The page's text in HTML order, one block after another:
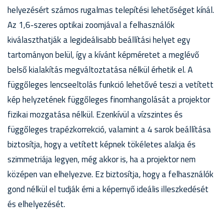
helyezésért számos rugalmas telepítési lehetőséget kínál.
Az 1,6-szeres optikai zoomjával a felhasználók
kiválaszthatják a legideálisabb beállítási helyet egy
tartományon belül, így a kívánt képméretet a meglévő
belső kialakítás megváltoztatása nélkül érhetik el. A
függőleges lencseeltolás funkció lehetővé teszi a vetített
kép helyzetének függőleges finomhangolását a projektor
fizikai mozgatása nélkül. Ezenkívül a vízszintes és
függőleges trapézkorrekció, valamint a 4 sarok beállítása
biztosítja, hogy a vetített képnek tökéletes alakja és
szimmetriája legyen, még akkor is, ha a projektor nem
középen van elhelyezve. Ez biztosítja, hogy a felhasználók
gond nélkül el tudják érni a képernyő ideális illeszkedését
és elhelyezését.